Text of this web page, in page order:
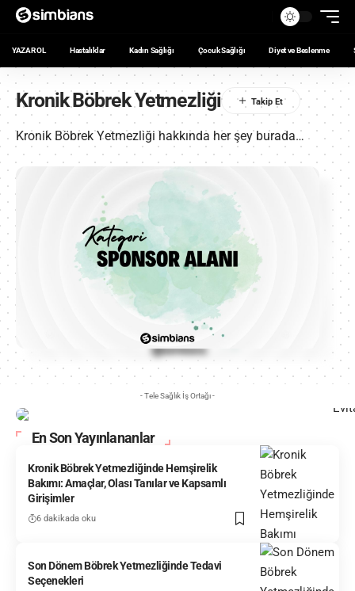
YAZAR OL Hastalıklar Kadın Sağlığı Çocuk Sağlığı Diyet ve Beslenme
Kronik Böbrek Yetmezliği
Kronik Böbrek Yetmezliği hakkında her şey burada…
- Tele Sağlık İş Ortağı -
En Son Yayınlananlar
Kronik Böbrek Yetmezliğinde Hemşirelik
Bakımı: Amaçlar, Olası Tanılar ve Kapsamlı
Girişimler
6 dakikada oku
Son Dönem Böbrek Yetmezliğinde Tedavi
Seçenekleri